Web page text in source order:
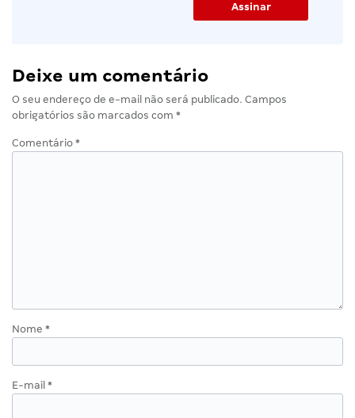
Deixe um comentário
O seu endereço de e-mail não será publicado. Campos
obrigatórios são marcados com *
Comentário *
Nome *
E-mail *